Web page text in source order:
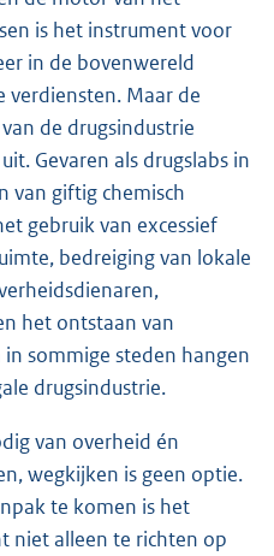
is het instrument voor
in de bovenwereld
verdiensten. Maar de
de drugsindustrie
Gevaren als drugslabs in
van giftig chemisch
gebruik van excessief
bedreiging van lokale
het ontstaan van
sommige steden hangen
drugsindustrie.
van overheid én
wegkijken is geen optie.
te komen is het
niet alleen te richten op